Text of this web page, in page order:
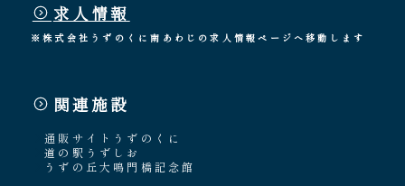
求人情報
※株式会社うずのくに南あわじの求人情報ページへ移動します
関連施設
通販サイトうずのくに
道の駅うずしお
うずの丘大鳴門橋記念館